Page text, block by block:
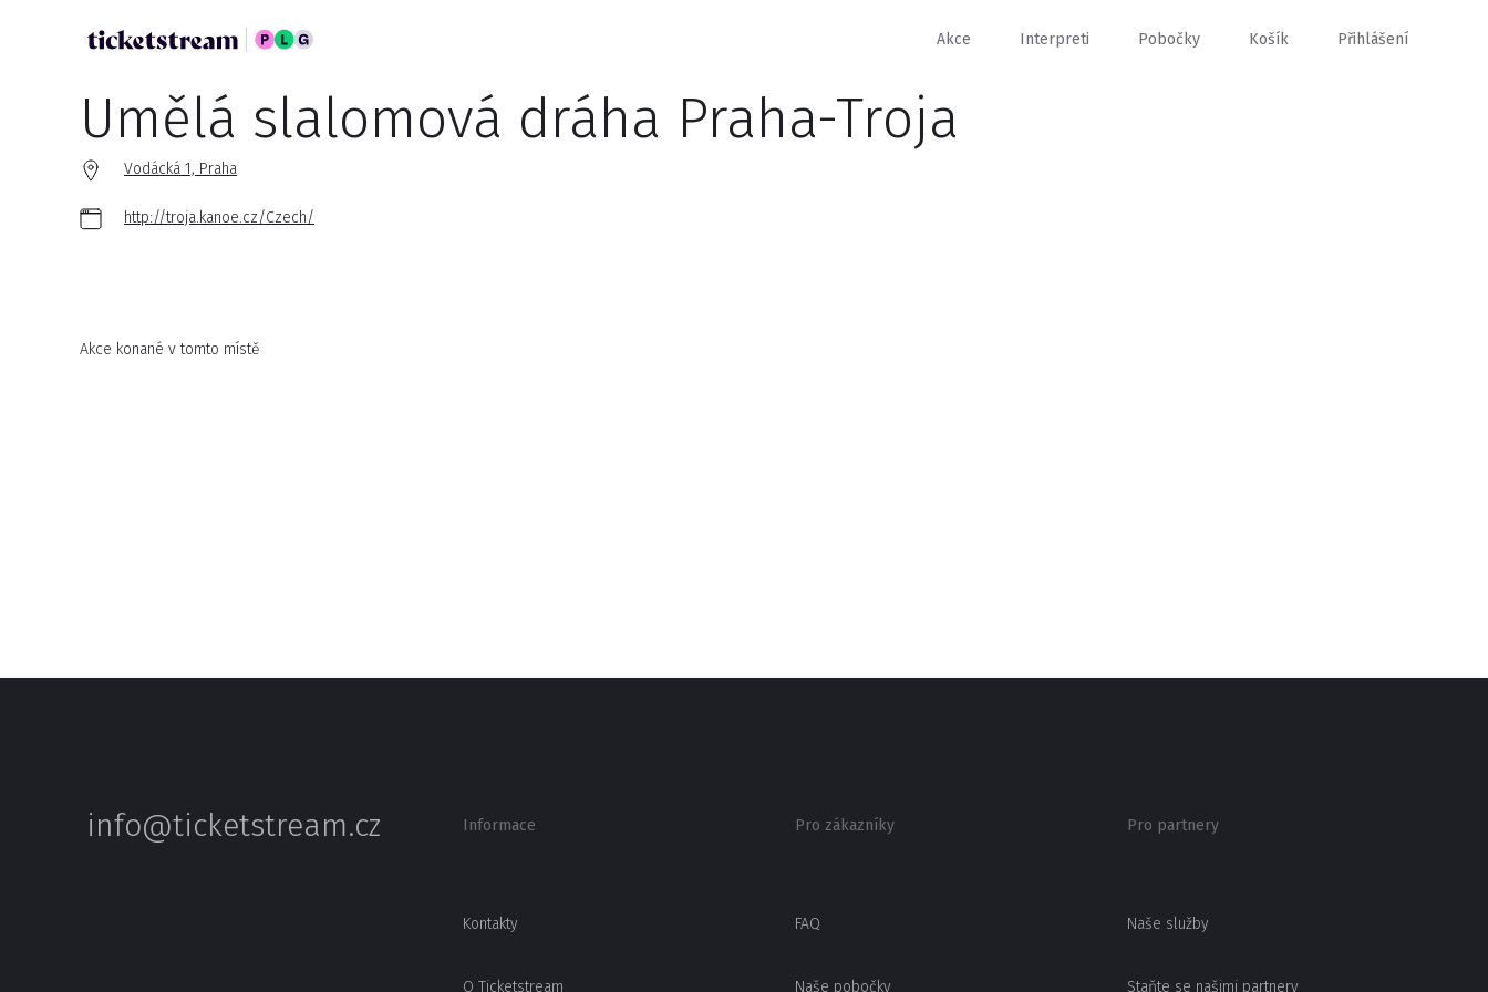
Akce Interpreti Pobočky Košík Přihlášení
Umělá slalomová dráha Praha-Troja
Vodácká 1, Praha
http://troja.kanoe.cz/Czech/
Akce konané v tomto místě
info@ticketstream.cz Informace
Kontakty
O Ticketstream
Pro zákazníky
FAQ
Naše pobočky
Pro partnery
Naše služby
Staňte se našimi partnery